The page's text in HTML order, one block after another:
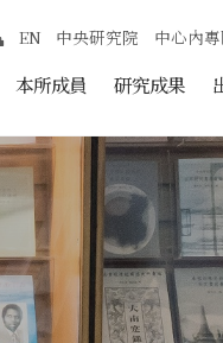
本所成員 研究成果
網站導覽
EN 中央研究院 中心內專